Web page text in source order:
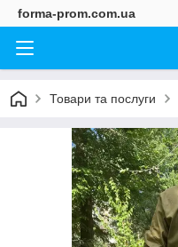
forma-prom.com.ua
Товари та послуги